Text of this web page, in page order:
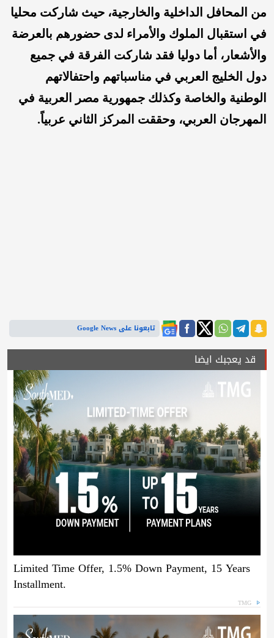
من المحافل الداخلية والخارجية، حيث شاركت محليا
في استقبال الملوك والأمراء لدى حضورهم بالعرضة
والأشعار، أما دوليا فقد شاركت الفرقة في جميع
دول الخليج العربي في مناسباتهم واحتفالاتهم
الوطنية والخاصة وكذلك جمهورية مصر العربية في
المهرجان العربي، وحققت المركز الثاني عربياً.
تابعونا على Google News
قد يعجبك ايضا
Limited Time Offer, 1.5% Down Payment, 15 Years
Installment.
TMG